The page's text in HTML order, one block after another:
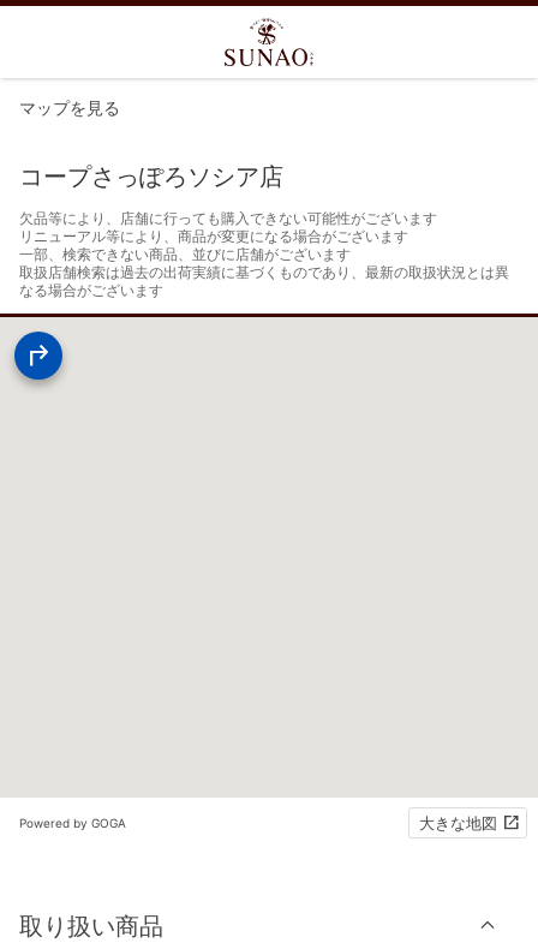
マップを見る
コープさっぽろソシア店
欠品等により、店舗に行っても購入できない可能性がございます
リニューアル等により、商品が変更になる場合がございます
一部、検索できない商品、並びに店舗がございます
取扱店舗検索は過去の出荷実績に基づくものであり、最新の取扱状況とは異
なる場合がございます
Powered by GOGA 大きな地図
取り扱い商品